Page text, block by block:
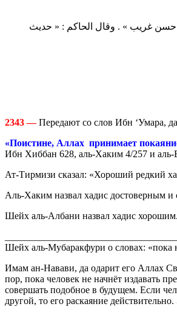
والحاكم (4/257) ، والبيهقي في « شعب الإيمان » (7063)‏ .‏ وقال الترمذي: « حديث حسن غريب » . وقال الحاكم : « حديث
2343 — Передают со слов Ибн ‘Умара,
«Поистине, Аллах принимает
Ибн Хиббан 628, аль-Хаким 4/257 и аль-
Ат-Тирмизи сказал: «Хороший редкий
Аль-Хаким назвал хадис достоверным и
Шейх аль-Албани назвал хадис
Шейх аль-Мубаракфури о словах: «пока
Имам ан-Навави, да одарит его Аллах
пор, пока человек не начнёт издавать
совершать подобное в будущем. Если
другой, то его раскаяние